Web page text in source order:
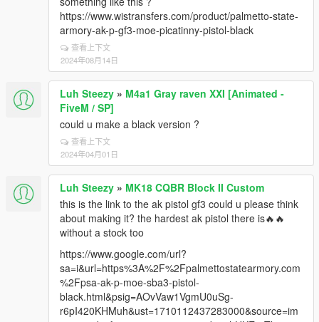
https://www.wistransfers.com/product/palmetto-state-
armory-ak-p-gf3-moe-picatinny-pistol-black
查看上下文
2024年08月14日
Luh Steezy » M4a1 Gray raven XXI [Animated -
FiveM / SP]
could u make a black version ?
查看上下文
2024年04月01日
Luh Steezy » MK18 CQBR Block II Custom
this is the link to the ak pistol gf3 could u please think
about making it? the hardest ak pistol there is🔥🔥
without a stock too
https://www.google.com/url?
sa=i&url=https%3A%2F%2Fpalmettostatearmory.com
%2Fpsa-ak-p-moe-sba3-pistol-
black.html&psig=AOvVaw1VgmU0uSg-
r6pI420KHMuh&ust=1710112437283000&source=im